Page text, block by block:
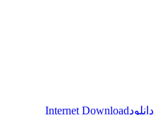
Internet Download